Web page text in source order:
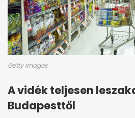
Getty Images
A vidék teljesen
Budapesttől